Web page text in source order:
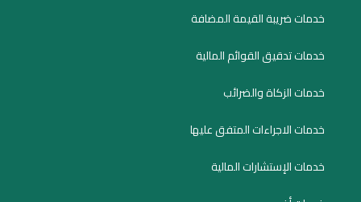
خدمات ضريبة القيمة المضافة
خدمات تدقيق القوائم المالية
خدمات الزكاة والضرائب
خدمات الاجراءات المتفق عليها
خدمات الإستشارات المالية